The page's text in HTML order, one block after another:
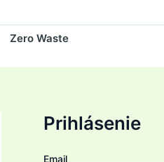
Zero Waste
Prihlásenie
Email